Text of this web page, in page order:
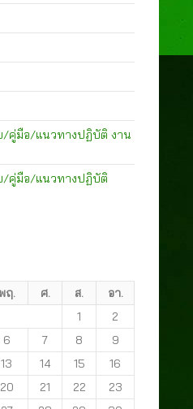
/คู่มือ/แนวทางปฏิบัติ งาน
/คู่มือ/แนวทางปฏิบัติ
ฤ. ศ. ส.
อา.
1
2
6 7 8
9
13 14 15
16
20 21 22
23